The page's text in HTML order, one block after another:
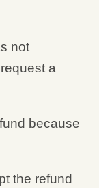
not
a
because
the refund